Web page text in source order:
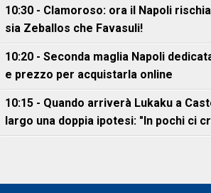
10:30 - Clamoroso: ora il Napoli
sia Zeballos che Favasuli!
10:20 - Seconda maglia Napoli
e prezzo per acquistarla online
10:15 - Quando arriverà Lukaku a
largo una doppia ipotesi: "In pochi ci